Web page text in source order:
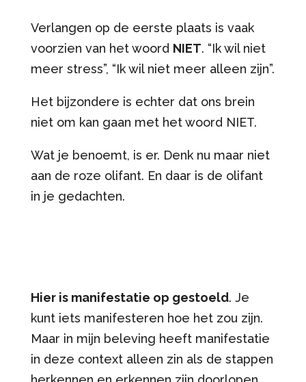
Verlangen op de eerste plaats is vaak
voorzien van het woord NIET. “Ik wil niet
meer stress”, “Ik wil niet meer alleen zijn”.
Het bijzondere is echter dat ons brein
niet om kan gaan met het woord NIET.
Wat je benoemt, is er. Denk nu maar niet
aan de roze olifant. En daar is de olifant
in je gedachten.
Hier is manifestatie op gestoeld. Je
kunt iets manifesteren hoe het zou zijn.
Maar in mijn beleving heeft manifestatie
in deze context alleen zin als de stappen